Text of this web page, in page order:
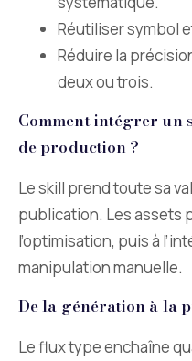
Réutiliser symbol
Réduire la
deux ou trois.
Comment intégrer un
de production ?
Le skill prend toute sa
publication. Les assets
l’optimisation, puis à
manipulation manuelle.
De la génération à la
Le flux type enchaîne